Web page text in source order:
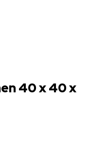
40 x 40 x